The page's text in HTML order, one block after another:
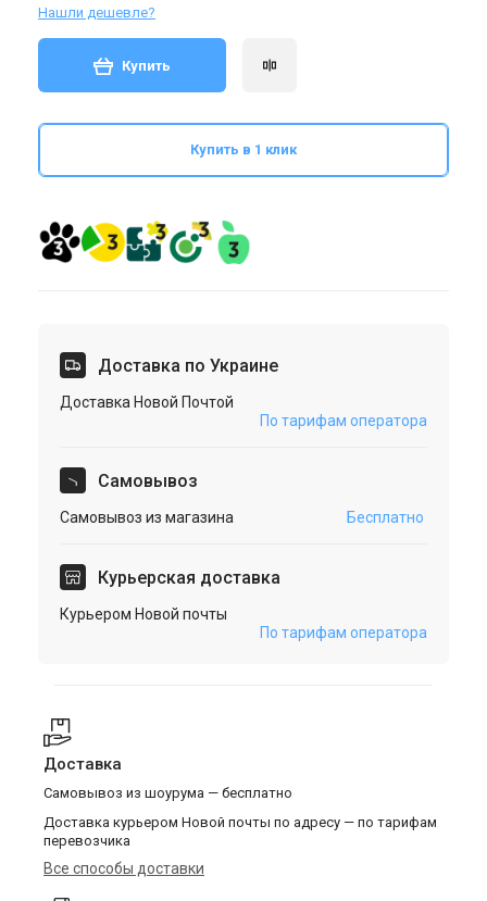
Нашли дешевле?
Купить
Купить в 1 клик
Доставка по Украине
Доставка Новой Почтой
По тарифам оператора
Cамовывоз
Самовывоз из магазина Бесплатно
Курьерская доставка
Курьером Новой почты
По тарифам оператора
Доставка
Самовывоз из шоурума — бесплатно
Доставка курьером Новой почты по адресу — по тарифам
перевозчика
Все способы доставки